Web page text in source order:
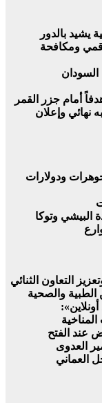
يشيد بالدور
ومكافحة
السودان
نهائي وإعلان
ودولارات
البيشي وتوكا
التعاون الثنائي
والصحية
عند الفتح
العدوى
العماني